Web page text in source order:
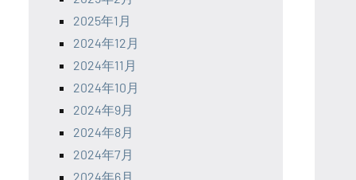
2025年1月
2024年12月
2024年11月
2024年10月
2024年9月
2024年8月
2024年7月
2024年6月